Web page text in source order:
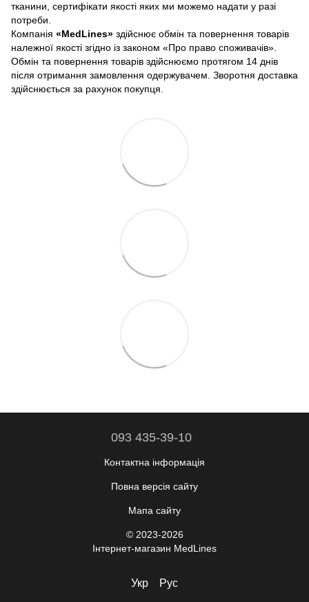
тканини, сертифікати якості яких ми можемо надати у разі
потреби.
Компанія «MedLines» здійснює обмін та повернення товарів
належної якості згідно із законом «Про право споживачів».
Обмін та повернення товарів здійснюємо протягом 14 днів
після отримання замовлення одержувачем. Зворотня доставка
здійснюється за рахунок покупця.
093 435-39-10
Контактна інформація
Повна версія сайту
Мапа сайту
© 2023-2026
Інтернет-магазин MedLines
Укр Рус